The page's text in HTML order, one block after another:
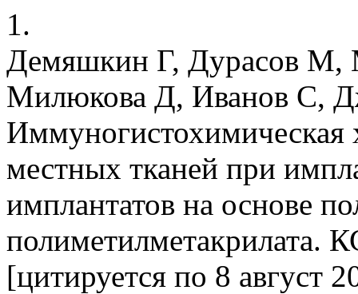
1.
Демяшкин Г, Дурасов М,
Милюкова Д, Иванов С,
Иммуногистохимическая
местных тканей при
имплантатов на основе
полиметилметакрилата.
[цитируется по 8 август